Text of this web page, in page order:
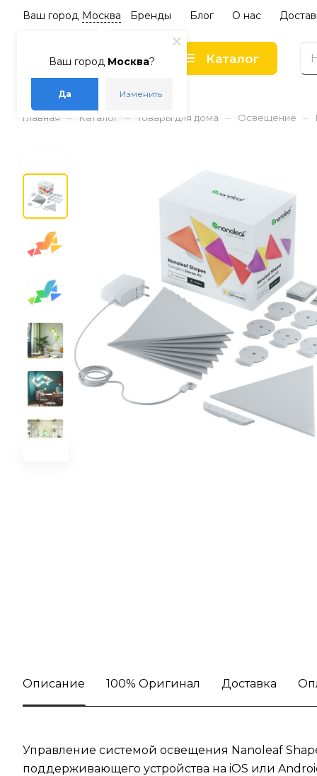
Ваш город Москва?
Да Изменить
Ваш город Москва Бренды Блог О нас
Каталог
Главная – Каталог – Товары для дома – Освещение –
Описание 100% Оригинал Доставка
Управление системой освещения Nanoleaf
поддерживающего устройства на iOS или